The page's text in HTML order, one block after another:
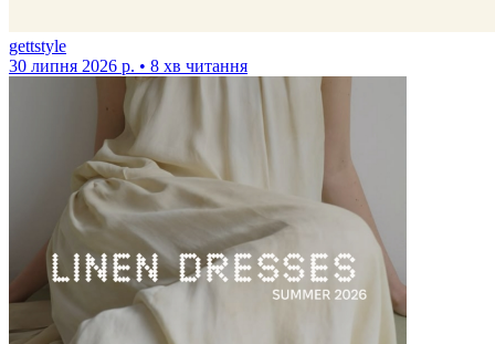
gettstyle
30 липня 2026 р. • 8 хв читання